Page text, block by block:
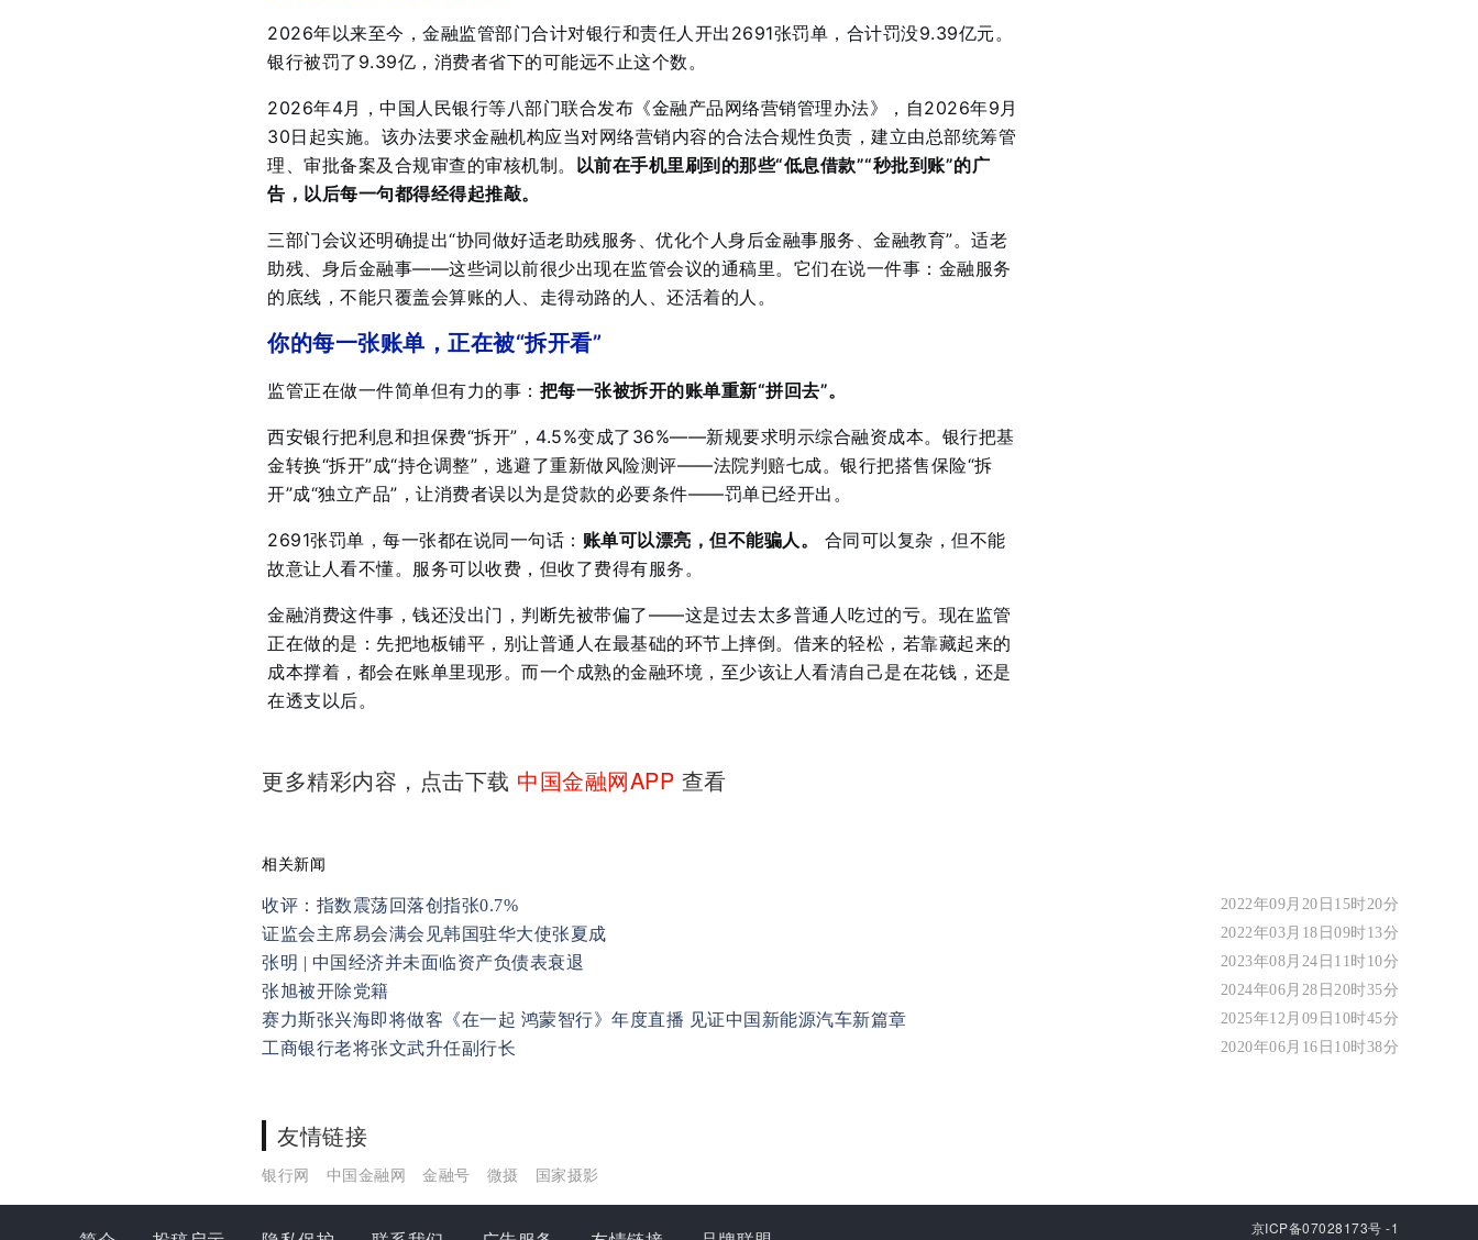
2026年以来至今，金融监管部门合计对银行和责任人开出2691张罚单，合计罚没9.39亿元。
银行被罚了9.39亿，消费者省下的可能远不止这个数。
2026年4月，中国人民银行等八部门联合发布《金融产品网络营销管理办法》，自2026年9月
30日起实施。该办法要求金融机构应当对网络营销内容的合法合规性负责，建立由总部统筹管
理、审批备案及合规审查的审核机制。 以前在手机里刷到的那些“低息借款”“秒批到账”的广
告，以后每一句都得经得起推敲。
三部门会议还明确提出“协同做好适老助残服务、优化个人身后金融事服务、金融教育”。适老
助残、身后金融事——这些词以前很少出现在监管会议的通稿里。它们在说一件事：金融服务
的底线，不能只覆盖会算账的人、走得动路的人、还活着的人。
你的每一张账单，正在被“拆开看”
监管正在做一件简单但有力的事： 把每一张被拆开的账单重新“拼回去”。
西安银行把利息和担保费“拆开”，4.5%变成了36%——新规要求明示综合融资成本。银行把基
金转换“拆开”成“持仓调整”，逃避了重新做风险测评——法院判赔七成。银行把搭售保险“拆
开”成“独立产品”，让消费者误以为是贷款的必要条件——罚单已经开出。
2691张罚单，每一张都在说同一句话： 账单可以漂亮，但不能骗人。
合同可以复杂，但不能
故意让人看不懂。服务可以收费，但收了费得有服务。
金融消费这件事，钱还没出门，判断先被带偏了——这是过去太多普通人吃过的亏。现在监管
正在做的是：先把地板铺平，别让普通人在最基础的环节上摔倒。借来的轻松，若靠藏起来的
成本撑着，都会在账单里现形。而一个成熟的金融环境，至少该让人看清自己是在花钱，还是
在透支以后。
更多精彩内容，点击下载 中国金融网APP 查看
相关新闻
收评：指数震荡回落创指张0.7% 2022年09月20日15时20分
证监会主席易会满会见韩国驻华大使张夏成 2022年03月18日09时13分
张明 | 中国经济并未面临资产负债表衰退 2023年08月24日11时10分
张旭被开除党籍 2024年06月28日20时35分
赛力斯张兴海即将做客《在一起 鸿蒙智行》年度直播 见证中国新能源汽车新篇章 2025年12月09日10时45分
工商银行老将张文武升任副行长 2020年06月16日10时38分
友情链接
银行网 中国金融网 金融号 微摄 国家摄影
京ICP备07028173号 -1